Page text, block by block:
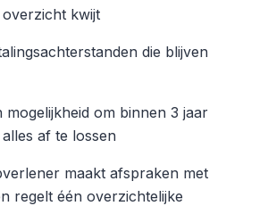
kwijt
die blijven
mogelijkheid om binnen 3 jaar
af te lossen
maakt afspraken met
regelt één overzichtelijke